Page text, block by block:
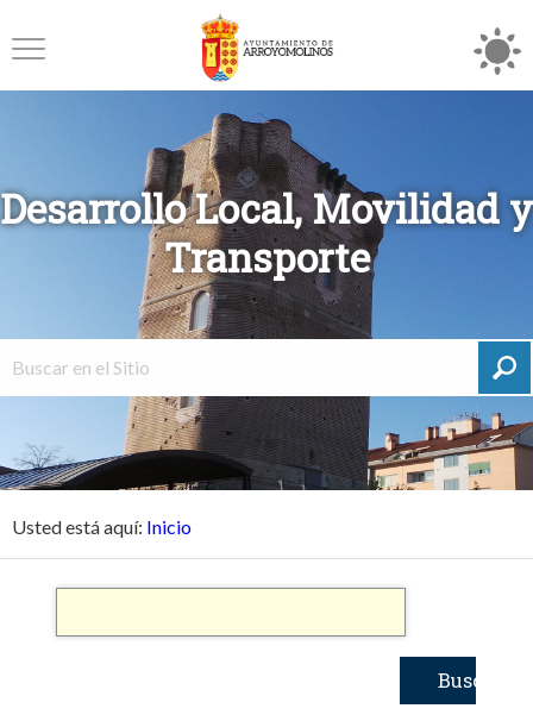
Desarrollo Local, Movilidad y
Transporte
Usted está aquí: Inicio